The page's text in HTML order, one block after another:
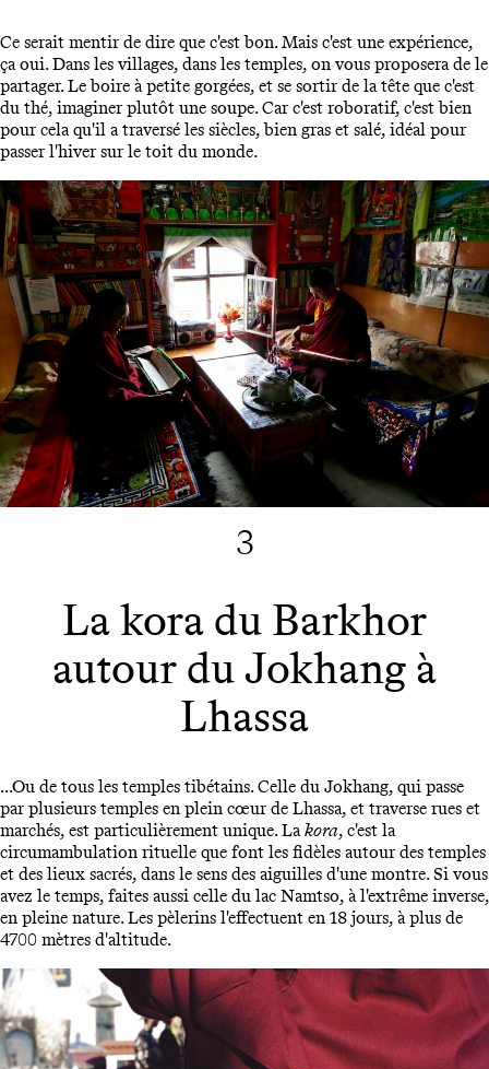
Ce serait mentir de dire que c'est bon. Mais c'est une expérience,
ça oui. Dans les villages, dans les temples, on vous proposera de le
partager. Le boire à petite gorgées, et se sortir de la tête que c'est
du thé, imaginer plutôt une soupe. Car c'est roboratif, c'est bien
pour cela qu'il a traversé les siècles, bien gras et salé, idéal pour
passer l'hiver sur le toit du monde.
3
La kora du Barkhor
autour du Jokhang à
Lhassa
...Ou de tous les temples tibétains. Celle du Jokhang, qui passe
par plusieurs temples en plein cœur de Lhassa, et traverse rues et
marchés, est particulièrement unique. Lakora, c'est la
circumambulation rituelle que font les fidèles autour des temples
et des lieux sacrés, dans le sens des aiguilles d'une montre. Si vous
avez le temps, faites aussi celle du lac Namtso, à l'extrême inverse,
en pleine nature. Les pèlerins l'effectuent en 18 jours, à plus de
4700 mètres d'altitude.